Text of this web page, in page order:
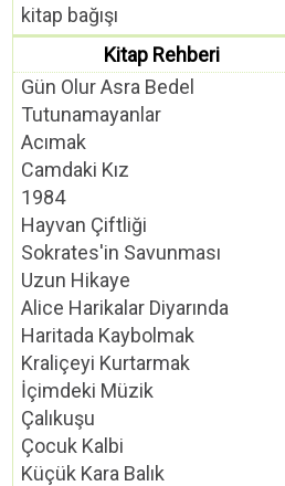
kitap bağışı
Kitap Rehberi
Gün Olur Asra Bedel
Tutunamayanlar
Acımak
Camdaki Kız
1984
Hayvan Çiftliği
Sokrates'in Savunması
Uzun Hikaye
Alice Harikalar Diyarında
Haritada Kaybolmak
Kraliçeyi Kurtarmak
İçimdeki Müzik
Çalıkuşu
Çocuk Kalbi
Küçük Kara Balık